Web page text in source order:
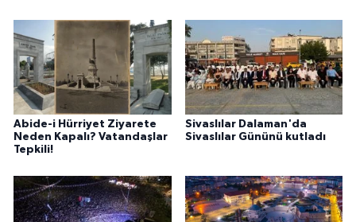
Abide-i Hürriyet Ziyarete
Neden Kapalı? Vatandaşlar
Tepkili!
Sivaslılar Dalaman'da
Sivaslılar Gününü kutladı